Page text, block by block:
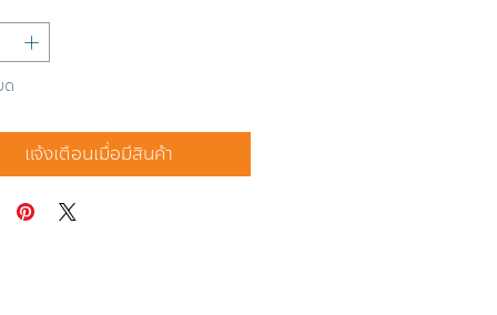
ด
แจ้งเตือนเมื่อมีสินค้า